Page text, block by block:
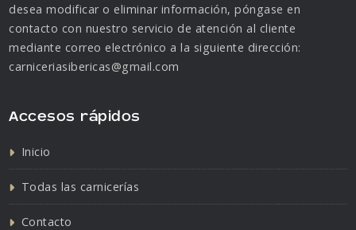
desea modificar o eliminar información, póngase en
contacto con nuestro servicio de atención al cliente
mediante correo electrónico a la siguiente dirección:
carniceriasibericas@gmail.com
Accesos rápidos
Inicio
Todas las carnicerías
Contacto